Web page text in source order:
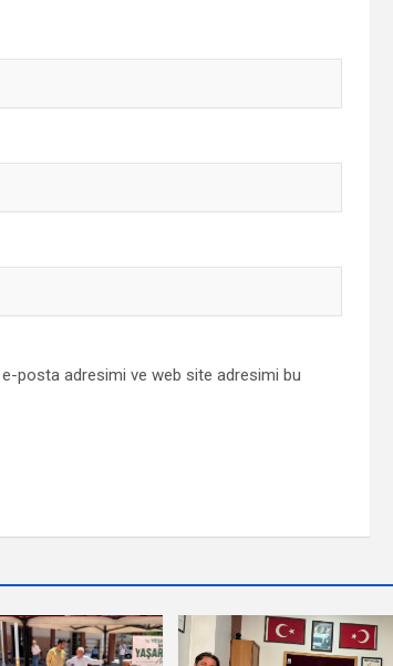
e-posta adresimi ve web site adresimi bu